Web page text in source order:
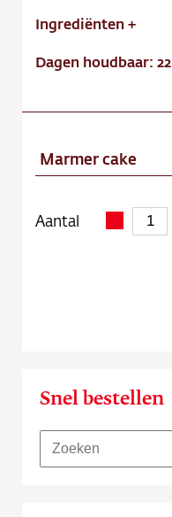
Ingrediënten +
Dagen houdbaar: 22
Marmer cake
Aantal
Snel bestellen